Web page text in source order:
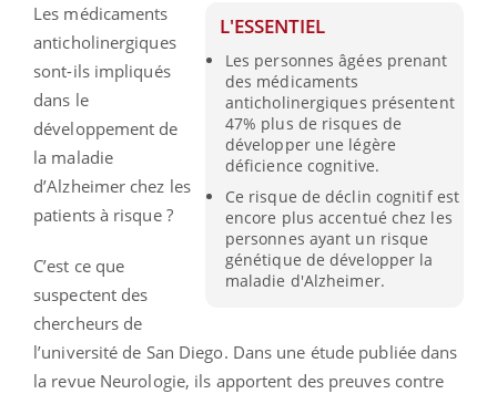
L'ESSENTIEL
Les personnes âgées prenant
des médicaments
anticholinergiques présentent
47% plus de risques de
développer une légère
déficience cognitive.
Ce risque de déclin cognitif est
encore plus accentué chez les
personnes ayant un risque
génétique de développer la
maladie d'Alzheimer.
Les médicaments
anticholinergiques
sont-ils impliqués
dans le
développement de
la maladie
d’Alzheimer chez les
patients à risque ?
C’est ce que
suspectent des
chercheurs de
l’université de San Diego. Dans une étude publiée dans
la revue Neurologie, ils apportent des preuves contre